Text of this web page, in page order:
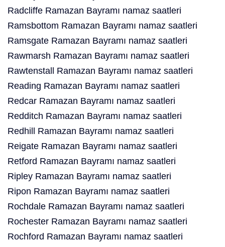
Radcliffe Ramazan Bayramı namaz saatleri
Ramsbottom Ramazan Bayramı namaz saatleri
Ramsgate Ramazan Bayramı namaz saatleri
Rawmarsh Ramazan Bayramı namaz saatleri
Rawtenstall Ramazan Bayramı namaz saatleri
Reading Ramazan Bayramı namaz saatleri
Redcar Ramazan Bayramı namaz saatleri
Redditch Ramazan Bayramı namaz saatleri
Redhill Ramazan Bayramı namaz saatleri
Reigate Ramazan Bayramı namaz saatleri
Retford Ramazan Bayramı namaz saatleri
Ripley Ramazan Bayramı namaz saatleri
Ripon Ramazan Bayramı namaz saatleri
Rochdale Ramazan Bayramı namaz saatleri
Rochester Ramazan Bayramı namaz saatleri
Rochford Ramazan Bayramı namaz saatleri